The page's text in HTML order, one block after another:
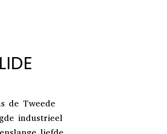
de Tweede
industrieel